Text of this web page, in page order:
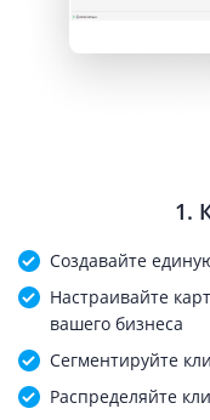
1.
Создавайте
Настраивайте
вашего бизнеса
Сегментируйте
Распределяйте